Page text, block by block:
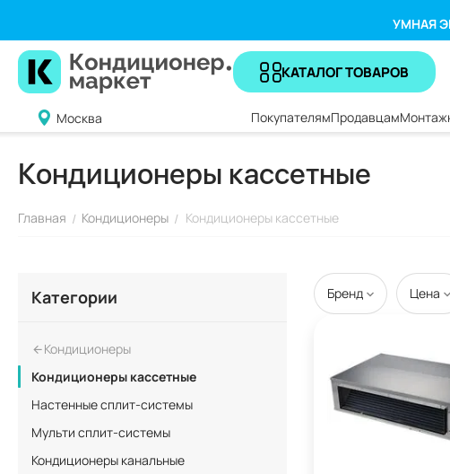
УМНАЯ
КАТАЛОГ ТОВАРОВ
Москва ПокупателямПродавцам
Кондиционеры кассетные
Главная / Кондиционеры / Кондиционеры кассетные
Бренд Цена
Категории
Кондиционеры
Кондиционеры кассетные
Настенные сплит-системы
Мульти сплит-системы
Кондиционеры канальные